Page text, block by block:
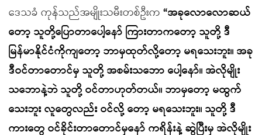
ဒေသခံ ကုန်သည်အမျိုးသမီးတစ်ဦးက “အခုလောလောဆယ်
တော့ သူတို့ပြောတာပေါ့နော် ကြားတာကတော့ သူတို့ ဒီ
မြန်မာနိုင်ငံကိုကျတော့ ဘာမှထုတ်လို့တော့ မရသေးဘူး။ အခု
ဒီဝင်တာတောင်မှ သူတို့ အစမ်းသဘော ပေါ့နော်။ အဲလိုမျိုး
သဘောနဲ့ဘဲ သူတို့ ဝင်တာဟုတ်တယ်။ ဘာမှတော့ မထွက်
သေးဘူး လူတွေလည်း ဝင်လို့ တော့ မရသေးဘူး။ သူတို့ ဒီ
ကားတွေ ဝင်ခိုင်းတာတောင်မှနော် ကရိန်းနဲ့ ဆွဲပြီးမှ အဲလိုမျိုး